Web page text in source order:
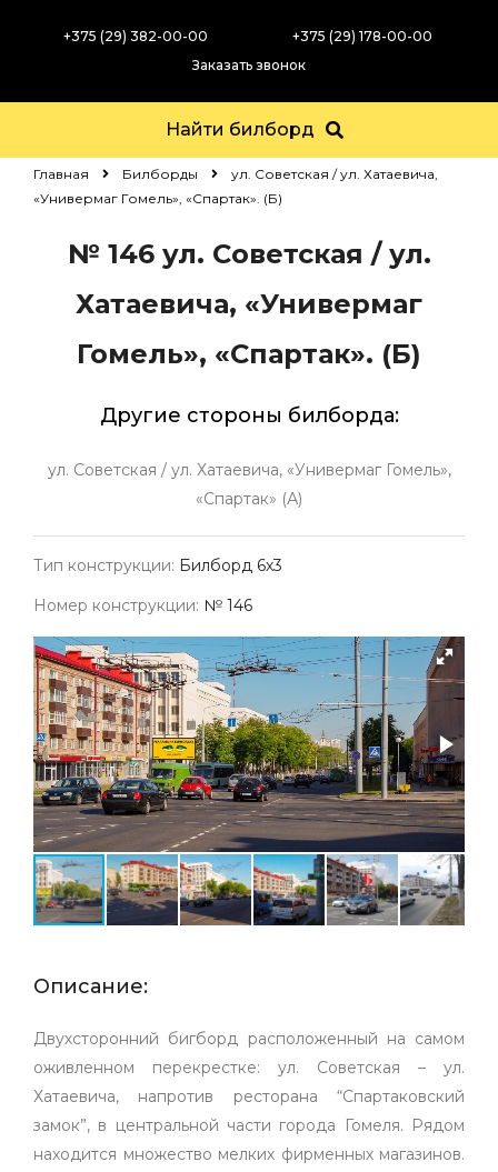
+375 (29) 382-00-00
+375 (29) 178-00-00
Заказать звонок
Найти билборд
Главная Билборды
ул. Советская / ул. Хатаевича,
«Универмаг Гомель», «Спартак». (Б)
№ 146ул. Советская / ул.
Хатаевича, «Универмаг
Гомель», «Спартак». (Б)
Другие стороны билборда:
ул. Советская / ул. Хатаевича, «Универмаг Гомель»,
«Спартак» (А)
Тип конструкции: Билборд 6х3
Номер конструкции: № 146
Описание:
Двухсторонний бигборд расположенный на самом
оживленном перекрестке: ул. Советская – ул.
Хатаевича, напротив ресторана “Спартаковский
замок”, в центральной части города Гомеля. Рядом
находится множество мелких фирменных магазинов.